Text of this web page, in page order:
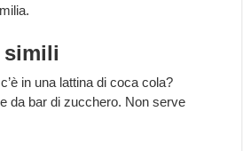
simili
in una lattina di coca cola?
da bar di zucchero. Non serve